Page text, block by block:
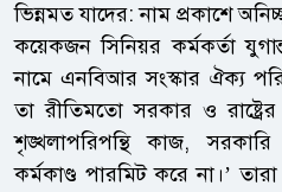
ভিন্নমত যাদের: নাম প্রকাশে
কয়েকজন সিনিয়র কর্মকর্তা
নামে এনবিআর সংস্কার ঐক্য
তা রীতিমতো সরকার ও রাষ্ট্রের
শৃঙ্খলাপরিপন্থি কাজ,
কর্মকাণ্ড পারমিট করে না।’